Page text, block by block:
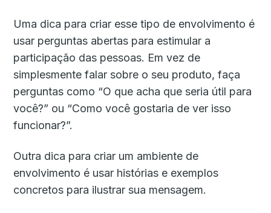
Uma dica para criar esse tipo de envolvimento é
usar perguntas abertas para estimular a
participação das pessoas. Em vez de
simplesmente falar sobre o seu produto, faça
perguntas como “O que acha que seria útil para
você?” ou “Como você gostaria de ver isso
funcionar?”.
Outra dica para criar um ambiente de
envolvimento é usar histórias e exemplos
concretos para ilustrar sua mensagem.